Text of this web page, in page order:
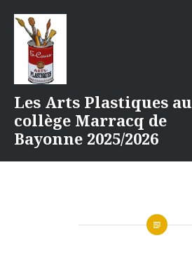
contenu
Les Arts Plastiques au
collège Marracq de
Bayonne 2025/2026